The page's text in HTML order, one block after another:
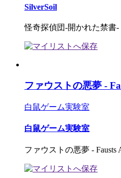
SilverSoil
怪奇探偵団-開かれた禁書-
ファウストの悪夢 -
白鼠ゲーム実験室
白鼠ゲーム実験室
ファウストの悪夢 - Fausts